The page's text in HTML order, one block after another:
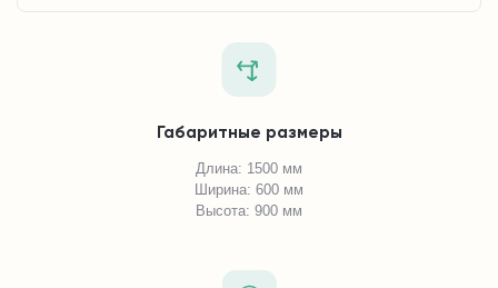
Габаритные размеры
Длина: 1500 мм
Ширина: 600 мм
Высота: 900 мм